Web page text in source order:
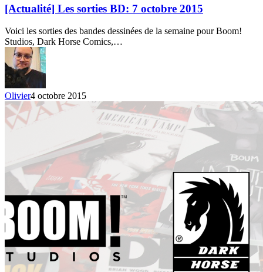
sorties
BD:
7
octobre
2015
[Actualité] Les sorties BD: 7 octobre 2015
Voici les sorties des bandes dessinées de la semaine pour Boom!
Studios, Dark Horse Comics,…
Olivier4 octobre 2015